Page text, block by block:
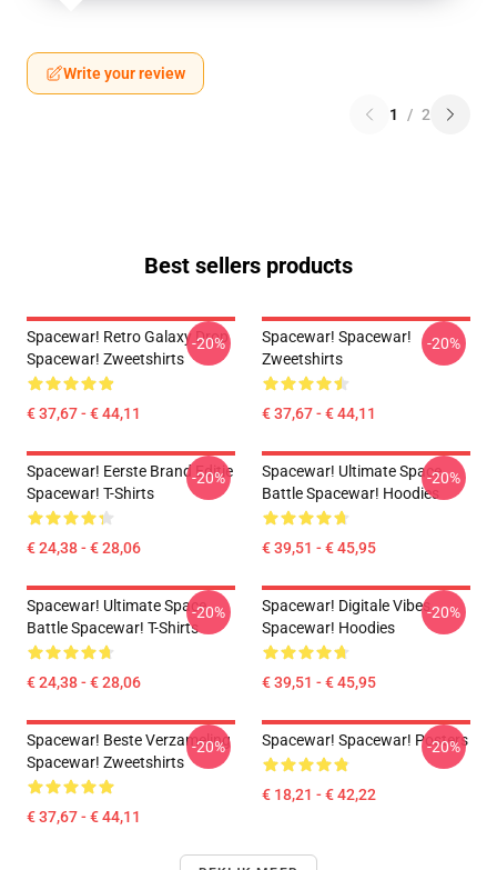
Write your review
1 / 2
Best sellers products
Spacewar! Retro Galaxy Drop
Spacewar! Zweetshirts
€ 37,67 - € 44,11
-20%
Spacewar! Spacewar!
Zweetshirts
€ 37,67 - € 44,11
-20%
Spacewar! Eerste Brand Editie
Spacewar! T-Shirts
€ 24,38 - € 28,06
-20%
Spacewar! Ultimate Space
Battle Spacewar! Hoodies
€ 39,51 - € 45,95
-20%
Spacewar! Ultimate Space
Battle Spacewar! T-Shirts
€ 24,38 - € 28,06
-20%
Spacewar! Digitale Vibes
Spacewar! Hoodies
€ 39,51 - € 45,95
-20%
Spacewar! Beste Verzameling
Spacewar! Zweetshirts
€ 37,67 - € 44,11
-20% Spacewar! Spacewar! Posters
€ 18,21 - € 42,22
-20%